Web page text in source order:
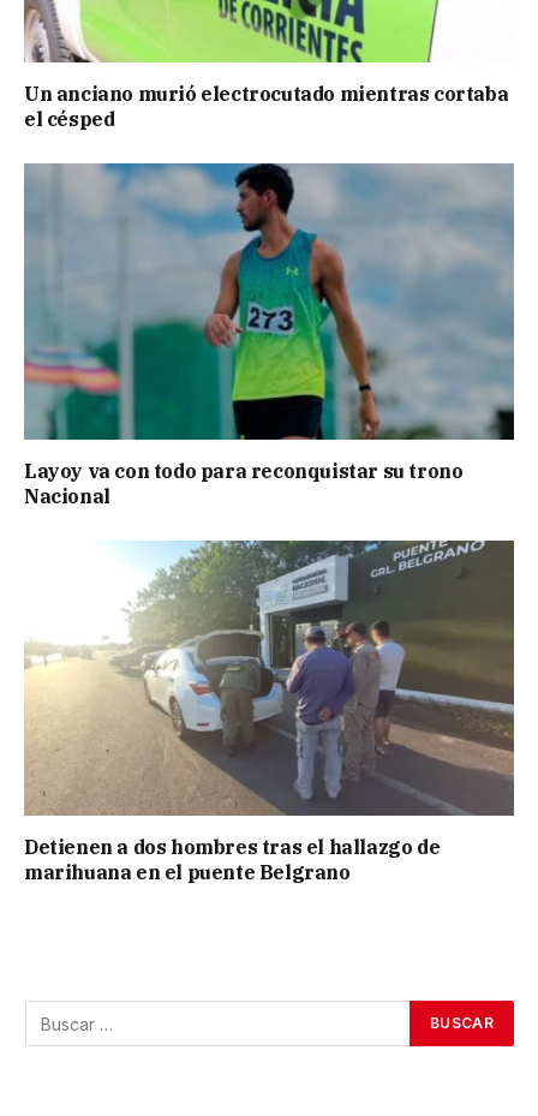
Un anciano murió electrocutado mientras cortaba
el césped
Layoy va con todo para reconquistar su trono
Nacional
Detienen a dos hombres tras el hallazgo de
marihuana en el puente Belgrano